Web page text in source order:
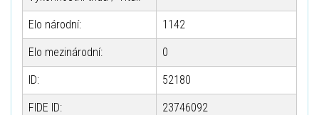
Elo národní: 1142
Elo mezinárodní: 0
ID: 52180
FIDE ID: 23746092